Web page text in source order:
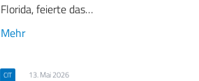
Florida, feierte das…
Mehr
CIT 13. Mai 2026